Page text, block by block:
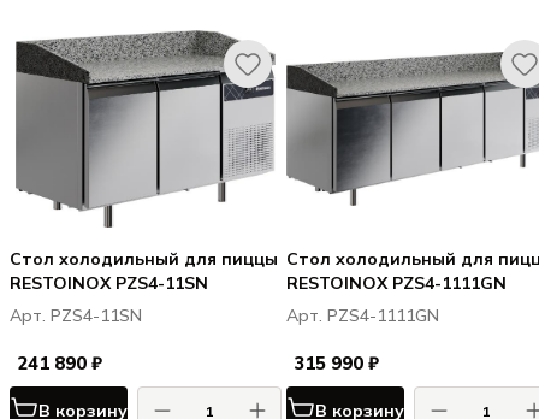
Стол холодильный для пиццы
RESTOINOX PZS4-11SN
Арт. PZS4-11SN
241 890 ₽
В корзину
Стол холодильный для
RESTOINOX PZS4-1111GN
Арт. PZS4-1111GN
315 990 ₽
В корзину